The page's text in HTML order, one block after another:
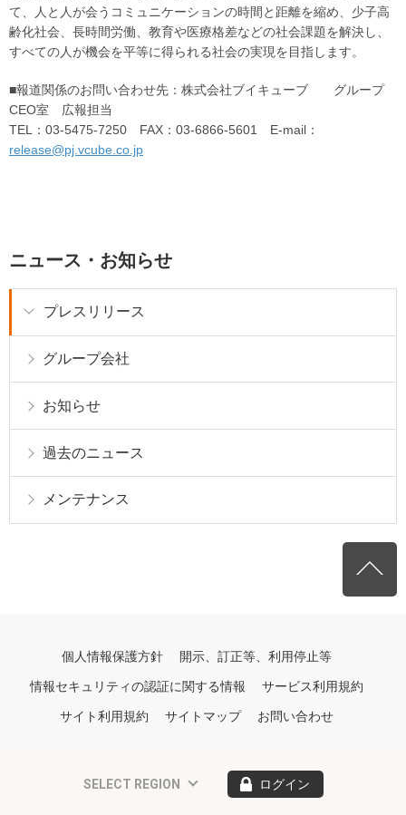
て、人と人が会うコミュニケーションの時間と距離を縮め、少子高
齢化社会、長時間労働、教育や医療格差などの社会課題を解決し、
すべての人が機会を平等に得られる社会の実現を目指します。
■報道関係のお問い合わせ先：株式会社ブイキューブ グループ
CEO室 広報担当
TEL：03-5475-7250 FAX：03-6866-5601 E-mail：
release@pj.vcube.co.jp
ニュース・お知らせ
プレスリリース
グループ会社
お知らせ
過去のニュース
メンテナンス
個人情報保護方針 開示、訂正等、利用停止等
情報セキュリティの認証に関する情報 サービス利用規約
サイト利用規約 サイトマップ お問い合わせ
SELECT REGION ログイン